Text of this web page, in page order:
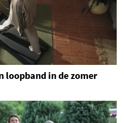
loopband in de zomer